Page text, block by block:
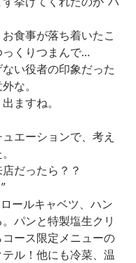
食事が落ち着いたこ
くりつまんで…
い役者の印象だった
な。
ますね。
エーションで、考え
だったら？？
ールキャベツ、ハン
パンと特製塩生クリ
ース限定メニューの
ル！他にも冷菜、温